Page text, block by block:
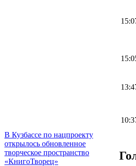
В Кузбассе по нацпроекту
открылось обновленное
творческое пространство
«КнигоТворец»